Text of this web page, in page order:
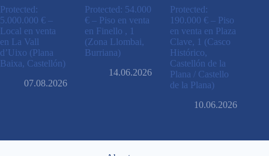
Protected:
5.000.000 € –
Local en venta
en La Vall
d’Uixo (Plana
Baixa, Castellón)
07.08.2026
Protected: 54.000
€ – Piso en venta
en Finello , 1
(Zona Llombai,
Burriana)
14.06.2026
Protected:
190.000 € – Piso
en venta en Plaza
Clave, 1 (Casco
Histórico,
Castellón de la
Plana / Castello
de la Plana)
10.06.2026